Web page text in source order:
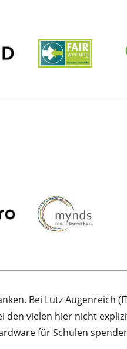
Bei Lutz Augenreich
vielen hier nicht
für Schulen